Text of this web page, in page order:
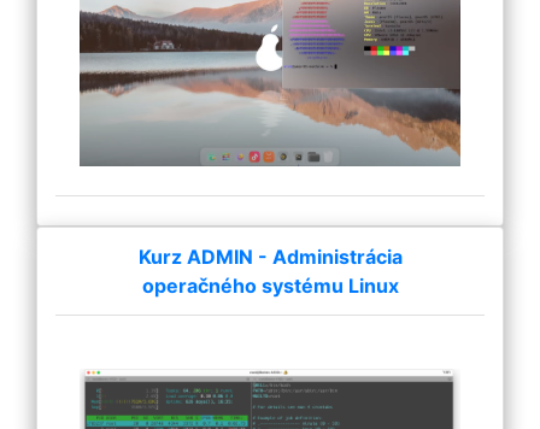
Kurz ADMIN - Administrácia
operačného systému Linux